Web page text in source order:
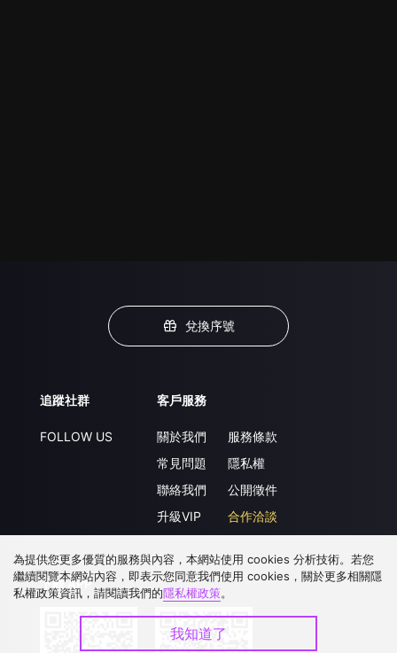
兌換序號
追蹤社群
FOLLOW US
客戶服務
關於我們
常見問題
聯絡我們
升級VIP
服務條款
隱私權
公開徵件
合作洽談
下載 APP
為提供您更多優質的服務與內容，本網站使用 cookies 分析技術。若您
繼續閱覽本網站內容，即表示您同意我們使用 cookies，關於更多相關隱
私權政策資訊，請閱讀我們的隱私權政策。
我知道了